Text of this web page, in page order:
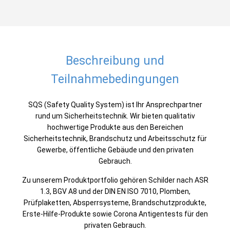
Beschreibung und
Teilnahmebedingungen
SQS (Safety Quality System) ist Ihr Ansprechpartner
rund um Sicherheitstechnik. Wir bieten qualitativ
hochwertige Produkte aus den Bereichen
Sicherheitstechnik, Brandschutz und Arbeitsschutz für
Gewerbe, öffentliche Gebäude und den privaten
Gebrauch.
Zu unserem Produktportfolio gehören Schilder nach ASR
1.3, BGV A8 und der DIN EN ISO 7010, Plomben,
Prüfplaketten, Absperrsysteme, Brandschutzprodukte,
Erste-Hilfe-Produkte sowie Corona Antigentests für den
privaten Gebrauch.